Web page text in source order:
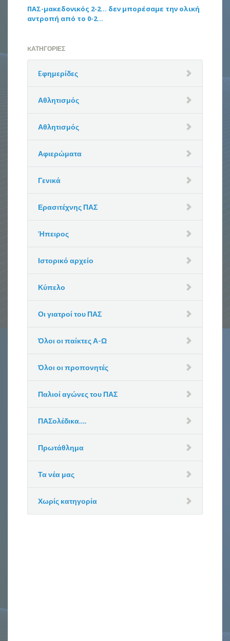
ΠΑΣ-μακεδονικός 2-2… δεν μπορέσαμε την ολική
αντροπή από το 0-2…
KΑΤΗΓΟΡΊΕΣ
Eφημερίδες
Αθλητισμός
Αθλητισμός
Αφιερώματα
Γενικά
Ερασιτέχνης ΠΑΣ
Ήπειρος
Ιστορικό αρχείο
Κύπελο
Οι γιατροί του ΠΑΣ
Όλοι οι παίκτες Α-Ω
Όλοι οι προπονητές
Παλιοί αγώνες του ΠΑΣ
ΠΑΣολέδικα….
Πρωτάθλημα
Τα νέα μας
Χωρίς κατηγορία